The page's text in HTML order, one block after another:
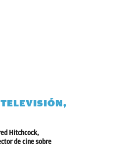
Hitchcock,
de cine sobre